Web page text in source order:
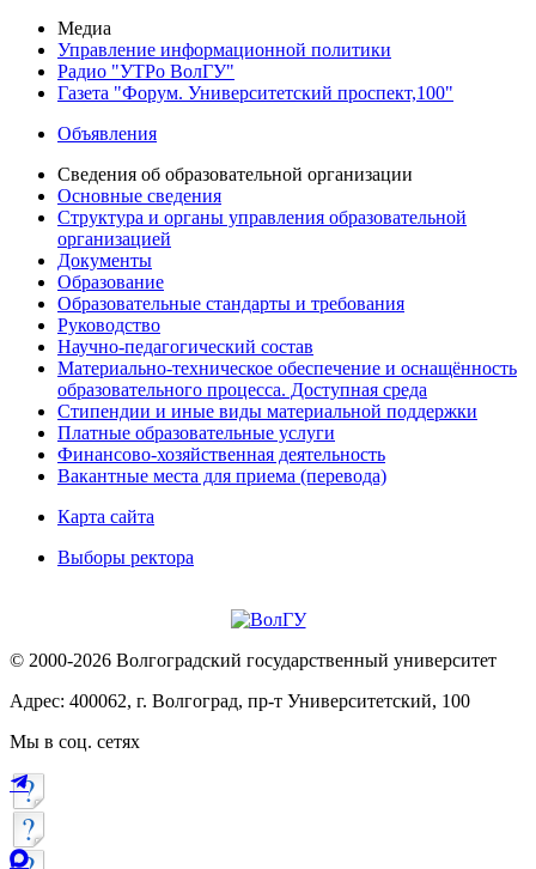
Медиа
Управление информационной политики
Радио "УТРо ВолГУ"
Газета "Форум. Университетский проспект,100"
Объявления
Сведения об образовательной организации
Основные сведения
Структура и органы управления образовательной
организацией
Документы
Образование
Образовательные стандарты и требования
Руководство
Научно-педагогический состав
Материально-техническое обеспечение и оснащённость
образовательного процесса. Доступная среда
Стипендии и иные виды материальной поддержки
Платные образовательные услуги
Финансово-хозяйственная деятельность
Вакантные места для приема (перевода)
Карта сайта
Выборы ректора
© 2000-2026 Волгоградский государственный университет
Адрес: 400062, г. Волгоград, пр-т Университетский, 100
Мы в соц. сетях